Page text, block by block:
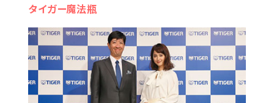
タイガー魔法瓶